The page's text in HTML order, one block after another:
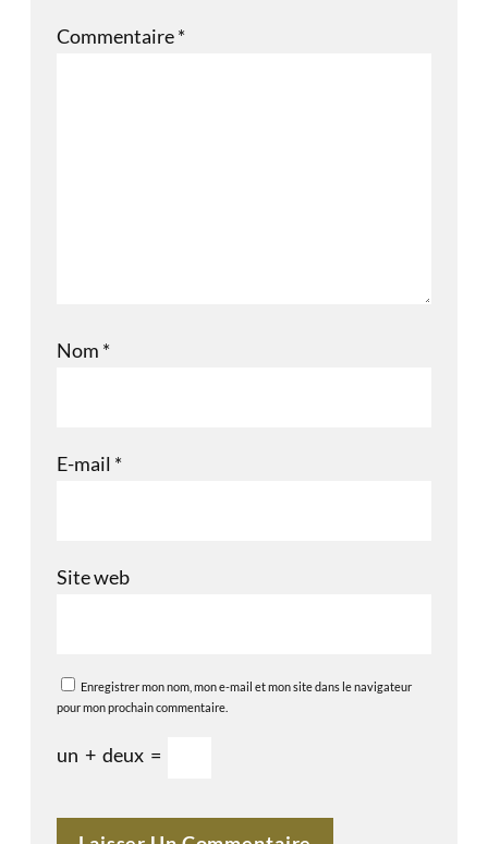
Commentaire*
Nom *
E-mail *
Site web
Enregistrer mon nom, mon e-mail et mon site dans le navigateur
pour mon prochain commentaire.
un + deux =